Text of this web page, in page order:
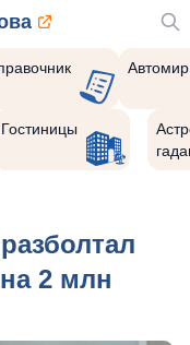
Автомир
Гостиницы
2 млн